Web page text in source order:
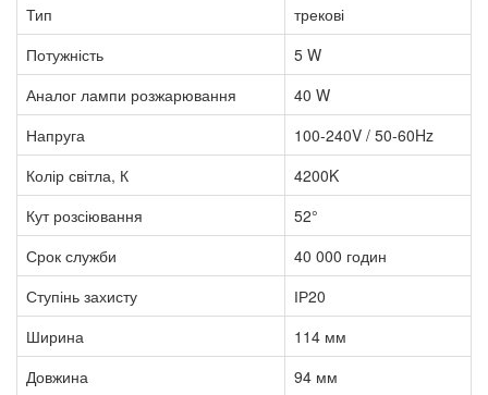
Тип
трекові
Потужність
5 W
Аналог лампи розжарювання
40 W
Напруга
100-240V / 50-60Hz
Колір світла, К
4200K
Кут розсіювання
52°
Срок служби
40 000 годин
Ступінь захисту
ІР20
Ширина
114 мм
Довжина
94 мм